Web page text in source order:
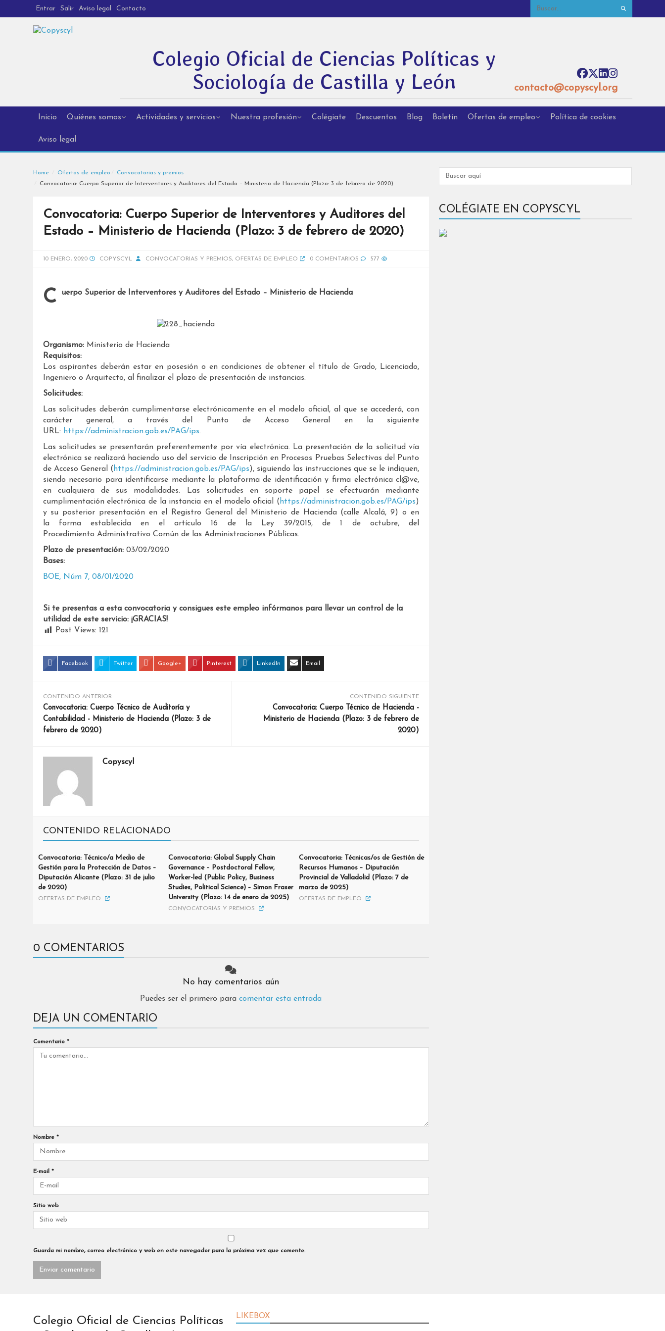
Entrar Salir Aviso legal Contacto
Colegio Oficial de Ciencias Políticas y
Sociología de Castilla y León
contacto@copyscyl.org
Inicio Quiénes somos Actividades y servicios Nuestra profesión Colégiate Descuentos Blog Boletín Ofertas de empleo Política de cookies
Aviso legal
Home Ofertas de empleo
Convocatorias y premios
Convocatoria: Cuerpo Superior de Interventores y Auditores del Estado – Ministerio de Hacienda (Plazo: 3 de febrero de 2020)
Convocatoria: Cuerpo Superior de Interventores y Auditores del
Estado – Ministerio de Hacienda (Plazo: 3 de febrero de 2020)
10 ENERO, 2020 COPYSCYL CONVOCATORIAS Y PREMIOS, OFERTAS DE EMPLEO 0 COMENTARIOS 577
Cuerpo Superior de Interventores y Auditores del Estado – Ministerio de Hacienda
Organismo: Ministerio de Hacienda
Requisitos:
Los aspirantes deberán estar en posesión o en condiciones de obtener el título de Grado, Licenciado,
Ingeniero o Arquitecto, al finalizar el plazo de presentación de instancias.
Solicitudes:
Las solicitudes deberán cumplimentarse electrónicamente en el modelo oficial, al que se accederá, con
carácter general, a través del Punto de Acceso General en la siguiente
URL: https://administracion.gob.es/PAG/ips.
Las solicitudes se presentarán preferentemente por vía electrónica. La presentación de la solicitud vía
electrónica se realizará haciendo uso del servicio de Inscripción en Procesos Pruebas Selectivas del Punto
de Acceso General ( https://administracion.gob.es/PAG/ips), siguiendo las instrucciones que se le indiquen,
siendo necesario para identificarse mediante la plataforma de identificación y firma electrónica cl@ve,
en cualquiera de sus modalidades. Las solicitudes en soporte papel se efectuarán mediante
cumplimentación electrónica de la instancia en el modelo oficial ( https://administracion.gob.es/PAG/ips)
y su posterior presentación en el Registro General del Ministerio de Hacienda (calle Alcalá, 9) o en
la forma establecida en el artículo 16 de la Ley 39/2015, de 1 de octubre, del
Procedimiento Administrativo Común de las Administraciones Públicas.
Plazo de presentación: 03/02/2020
Bases:
BOE, Núm 7, 08/01/2020
Si te presentas a esta convocatoria y consigues este empleo infórmanos para llevar un control de la
utilidad de este servicio: ¡GRACIAS!
Post Views: 121
Facebook Twitter Google+ Pinterest LinkedIn Email
CONTENIDO ANTERIOR
Convocatoria: Cuerpo Técnico de Auditoría y
Contabilidad - Ministerio de Hacienda (Plazo: 3 de
febrero de 2020)
CONTENIDO SIGUIENTE
Convocatoria: Cuerpo Técnico de Hacienda -
Ministerio de Hacienda (Plazo: 3 de febrero de
2020)
Copyscyl
CONTENIDO RELACIONADO
Convocatoria: Técnico/a Medio de
Gestión para la Protección de Datos –
Diputación Alicante (Plazo: 31 de julio
de 2020)
OFERTAS DE EMPLEO
Convocatoria: Global Supply Chain
Governance – Postdoctoral Fellow,
Worker-led (Public Policy, Business
Studies, Political Science) – Simon Fraser
University (Plazo: 14 de enero de 2025)
CONVOCATORIAS Y PREMIOS
Convocatoria: Técnicas/os de Gestión de
Recursos Humanos – Diputación
Provincial de Valladolid (Plazo: 7 de
marzo de 2025)
OFERTAS DE EMPLEO
0 COMENTARIOS
No hay comentarios aún
Puedes ser el primero paracomentar esta entrada
DEJA UN COMENTARIO
Comentario *
Nombre *
E-mail *
Sitio web
Guarda mi nombre, correo electrónico y web en este navegador para la próxima vez que comente.
COLÉGIATE EN COPYSCYL
Colegio Oficial de Ciencias Políticas
LIKEBOX